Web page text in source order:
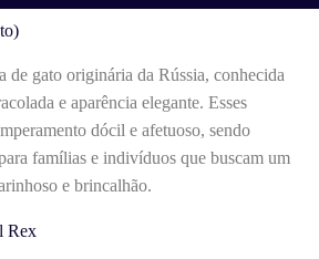
de gato originária da Rússia, conhecida
e aparência elegante. Esses
dócil e afetuoso, sendo
famílias e indivíduos que buscam um
e brincalhão.
Rex